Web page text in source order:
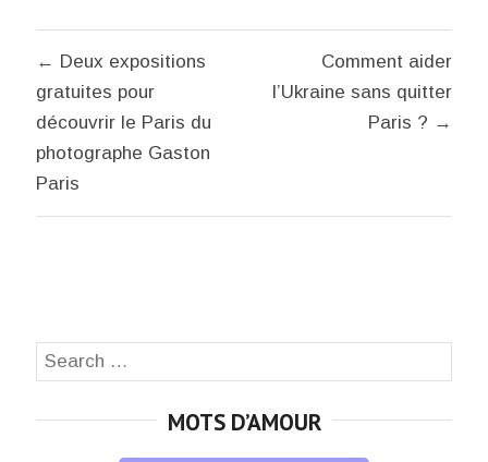
Navigation
de
l’article
← Deux expositions
gratuites pour
découvrir le Paris du
photographe Gaston
Paris
Comment aider
l’Ukraine sans quitter
Paris ? →
Search
MOTS D’AMOUR